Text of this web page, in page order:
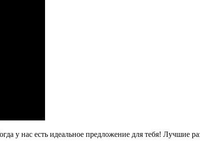
нас есть идеальное предложение для тебя! Лучшие